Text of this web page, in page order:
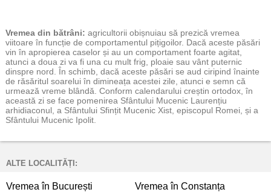
Vremea din bătrâni: agricultorii obișnuiau să prezică vremea
viitoare în funcție de comportamentul pițigoilor. Dacă aceste păsări
vin în apropierea caselor și au un comportament foarte agitat,
atunci a doua zi va fi una cu mult frig, ploaie sau vânt puternic
dinspre nord. În schimb, dacă aceste păsări se aud ciripind înainte
de răsăritul soarelui în dimineața acestei zile, atunci e semn că
urmează vreme blândă. Conform calendarului creștin ortodox, în
această zi se face pomenirea Sfântului Mucenic Laurențiu
arhidiaconul, a Sfântului Sfințit Mucenic Xist, episcopul Romei, și a
Sfântului Mucenic Ipolit.
ALTE LOCALITĂȚI:
Vremea în București Vremea în Constanța